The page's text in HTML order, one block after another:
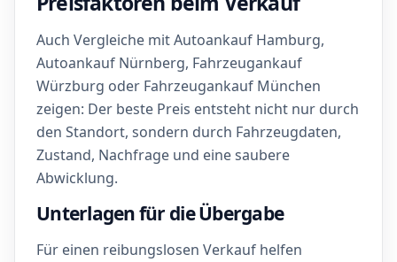
Auch Vergleiche mit Autoankauf Hamburg,
Autoankauf Nürnberg, Fahrzeugankauf
Würzburg oder Fahrzeugankauf München
zeigen: Der beste Preis entsteht nicht nur durch
den Standort, sondern durch Fahrzeugdaten,
Zustand, Nachfrage und eine saubere
Abwicklung.
Unterlagen für die Übergabe
Für einen reibungslosen Verkauf helfen